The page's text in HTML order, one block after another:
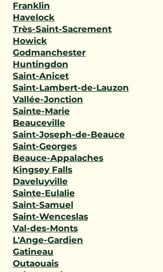
Franklin
Havelock
Très-Saint-Sacrement
Howick
Godmanchester
Huntingdon
Saint-Anicet
Saint-Lambert-de-Lauzon
Vallée-Jonction
Sainte-Marie
Beauceville
Saint-Joseph-de-Beauce
Saint-Georges
Beauce-Appalaches
Kingsey Falls
Daveluyville
Sainte-Eulalie
Saint-Samuel
Saint-Wenceslas
Val-des-Monts
L'Ange-Gardien
Gatineau
Outaouais